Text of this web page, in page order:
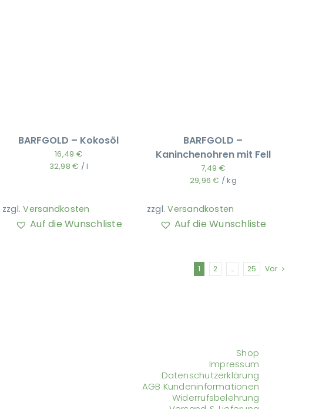
BARFGOLD – Kokosöl
16,49 €
32,98€ /l
zzgl.Versandkosten
Auf die Wunschliste
BARFGOLD –
Kaninchenohren mit Fell
7,49 €
29,96€ /kg
zzgl.Versandkosten
Auf die Wunschliste
1 2 … 25 Vor
Shop
Impressum
Datenschutzerklärung
AGB Kundeninformationen
Widerrufsbelehrung